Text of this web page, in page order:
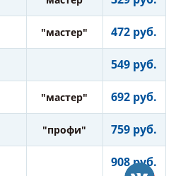
"мастер" 472 руб.
549 руб.
"мастер" 692 руб.
"профи" 759 руб.
908 руб.